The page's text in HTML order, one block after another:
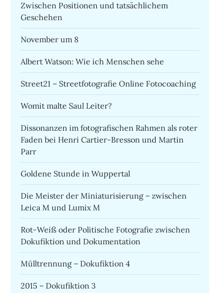
Zwischen Positionen und tatsächlichem
Geschehen
November um 8
Albert Watson: Wie ich Menschen sehe
Street21 – Streetfotografie Online Fotocoaching
Womit malte Saul Leiter?
Dissonanzen im fotografischen Rahmen als roter
Faden bei Henri Cartier-Bresson und Martin
Parr
Goldene Stunde in Wuppertal
Die Meister der Miniaturisierung – zwischen
Leica M und Lumix M
Rot-Weiß oder Politische Fotografie zwischen
Dokufiktion und Dokumentation
Mülltrennung – Dokufiktion 4
2015 – Dokufiktion 3